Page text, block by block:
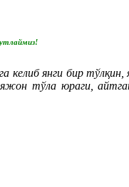
янги бир тўлқин,
тўла юраги,